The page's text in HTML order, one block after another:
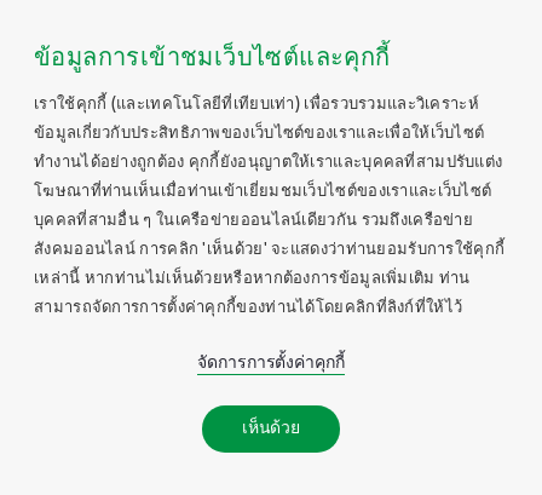
ข้อมูลการเข้าชมเว็บไซต์และคุกกี้
เราใช้คุกกี้ (และเทคโนโลยีที่เทียบเท่า) เพื่อรวบรวมและวิเคราะห์
ข้อมูลเกี่ยวกับประสิทธิภาพของเว็บไซต์ของเราและเพื่อให้เว็บไซต์
ทำงานได้อย่างถูกต้อง คุกกี้ยังอนุญาตให้เราและบุคคลที่สามปรับแต่ง
โฆษณาที่ท่านเห็นเมื่อท่านเข้าเยี่ยมชมเว็บไซต์ของเราและเว็บไซต์
บุคคลที่สามอื่น ๆ ในเครือข่ายออนไลน์เดียวกัน รวมถึงเครือข่าย
สังคมออนไลน์ การคลิก 'เห็นด้วย' จะแสดงว่าท่านยอมรับการใช้คุกกี้
เหล่านี้ หากท่านไม่เห็นด้วยหรือหากต้องการข้อมูลเพิ่มเติม ท่าน
สามารถจัดการการตั้งค่าคุกกี้ของท่านได้โดยคลิกที่ลิงก์ที่ให้ไว้
จัดการการตั้งค่าคุกกี้
เห็นด้วย